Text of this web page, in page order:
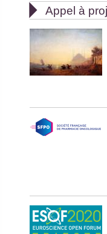
 Appel à